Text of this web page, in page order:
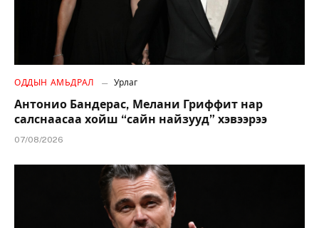
ОДДЫН АМЬДРАЛ Урлаг
Антонио Бандерас, Мелани Гриффит нар
салснаасаа хойш “сайн найзууд” хэвээрээ
07/08/2026